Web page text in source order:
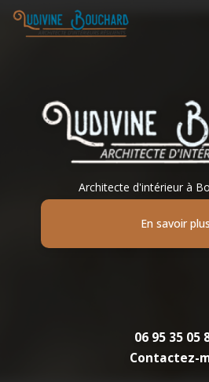
Aller
contenu
Architecte d'intérieur à
En savoir plus
06 95 35 05
Contactez-